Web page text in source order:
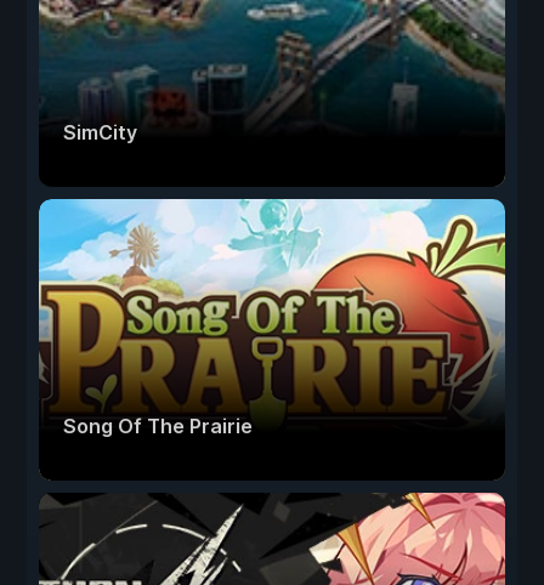
SimCity
Song Of The Prairie